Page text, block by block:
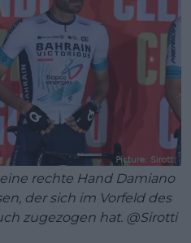
rechte Hand Damiano
der sich im Vorfeld des
zugezogen hat. @Sirotti